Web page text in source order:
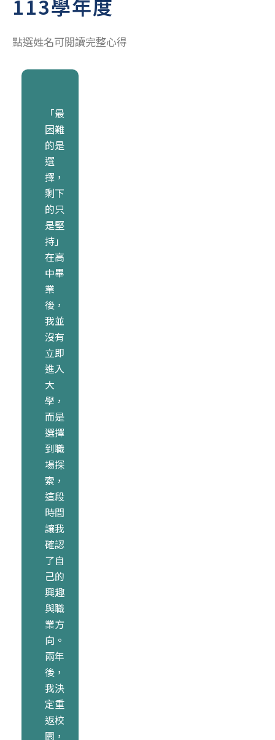
113學年度
點選姓名可閱讀完整心得
「最
困難
的是
選
擇，
剩下
的只
是堅
持」
在高
中畢
業
後，
我並
沒有
立即
進入
大
學，
而是
選擇
到職
場探
索，
這段
時間
讓我
確認
了自
己的
興趣
與職
業方
向。
兩年
後，
我決
定重
返校
園，